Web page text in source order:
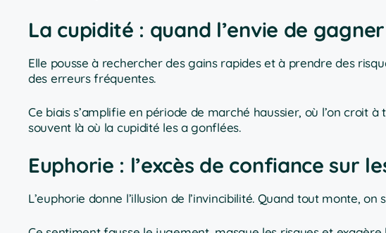
La cupidité : quand l’envie de
Elle pousse à rechercher des gains rapides et à prendre des
des erreurs fréquentes.
Ce biais s’amplifie en période de marché haussier, où l’on croit
souvent là où la cupidité les a gonflées.
Euphorie : l’excès de confiance sur
L’euphorie donne l’illusion de l’invincibilité. Quand tout monte, on